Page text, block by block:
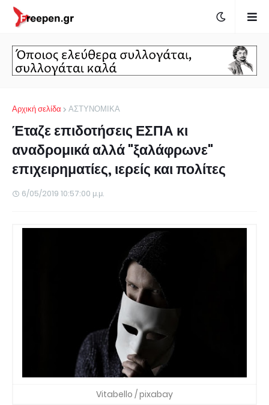
Αρχική σελίδα ΑΣΤΥΝΟΜΙΚΑ
Έταζε επιδοτήσεις ΕΣΠΑ κι
αναδρομικά αλλά "ξαλάφρωνε"
επιχειρηματίες, ιερείς και πολίτες
6/05/2019 10:57:00 μ.μ.
Vitabello / pixabay